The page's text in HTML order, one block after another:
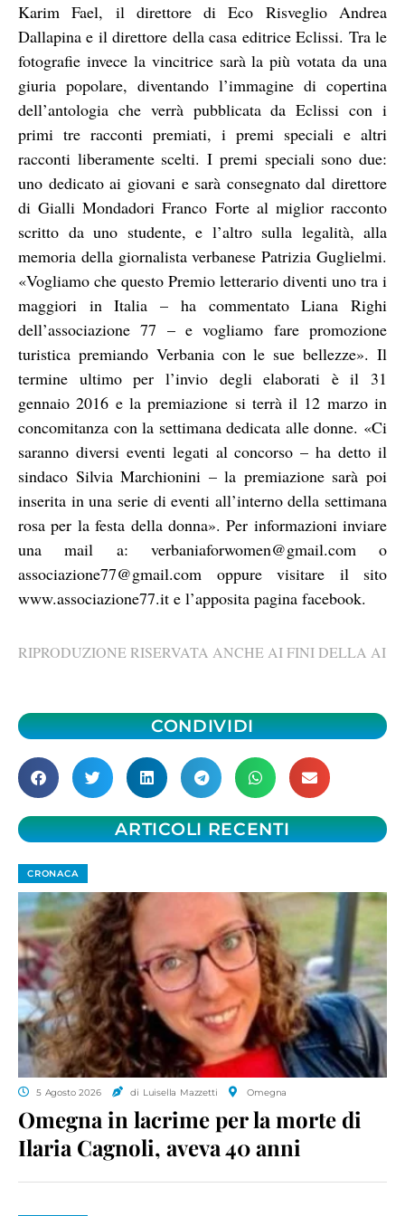
Karim Fael, il direttore di Eco Risveglio Andrea
Dallapina e il direttore della casa editrice Eclissi. Tra le
fotografie invece la vincitrice sarà la più votata da una
giuria popolare, diventando l’immagine di copertina
dell’antologia che verrà pubblicata da Eclissi con i
primi tre racconti premiati, i premi speciali e altri
racconti liberamente scelti. I premi speciali sono due:
uno dedicato ai giovani e sarà consegnato dal direttore
di Gialli Mondadori Franco Forte al miglior racconto
scritto da uno studente, e l’altro sulla legalità, alla
memoria della giornalista verbanese Patrizia Guglielmi.
«Vogliamo che questo Premio letterario diventi uno tra i
maggiori in Italia – ha commentato Liana Righi
dell’associazione 77 – e vogliamo fare promozione
turistica premiando Verbania con le sue bellezze». Il
termine ultimo per l’invio degli elaborati è il 31
gennaio 2016 e la premiazione si terrà il 12 marzo in
concomitanza con la settimana dedicata alle donne. «Ci
saranno diversi eventi legati al concorso – ha detto il
sindaco Silvia Marchionini – la premiazione sarà poi
inserita in una serie di eventi all’interno della settimana
rosa per la festa della donna». Per informazioni inviare
una mail a: verbaniaforwomen@gmail.com o
associazione77@gmail.com oppure visitare il sito
www.associazione77.it e l’apposita pagina facebook.
RIPRODUZIONE RISERVATA ANCHE AI FINI DELLA AI
CONDIVIDI
ARTICOLI RECENTI
CRONACA
5 Agosto 2026 di Luisella Mazzetti Omegna
Omegna in lacrime per la morte di
Ilaria Cagnoli, aveva 40 anni